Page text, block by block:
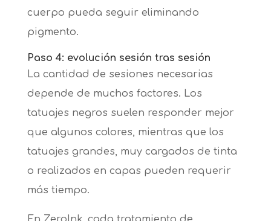
cuerpo pueda seguir eliminando
pigmento.
Paso 4: evolución sesión tras sesión
La cantidad de sesiones necesarias
depende de muchos factores. Los
tatuajes negros suelen responder mejor
que algunos colores, mientras que los
tatuajes grandes, muy cargados de tinta
o realizados en capas pueden requerir
más tiempo.